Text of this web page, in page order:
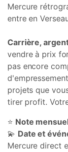
Mercure
entre en
Carrière,
vendre à prix
pas encore
projets que
tirer profit.
⭐ Note
💫 Date et
Mercure direct